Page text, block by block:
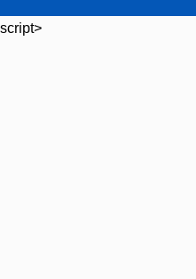
script>